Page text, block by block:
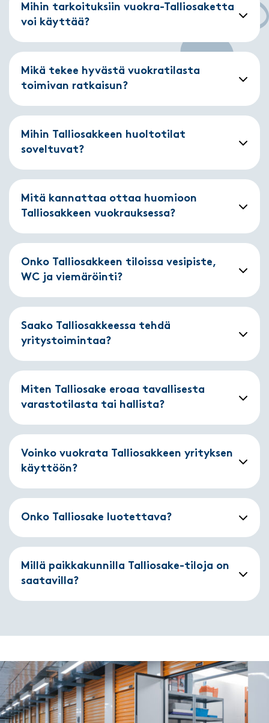
Mihin tarkoituksiin vuokra-Talliosaketta
voi käyttää?
Mikä tekee hyvästä vuokratilasta
toimivan ratkaisun?
Mihin Talliosakkeen huoltotilat
soveltuvat?
Mitä kannattaa ottaa huomioon
Talliosakkeen vuokrauksessa?
Onko Talliosakkeen tiloissa vesipiste,
WC ja viemäröinti?
Saako Talliosakkeessa tehdä
yritystoimintaa?
Miten Talliosake eroaa tavallisesta
varastotilasta tai hallista?
Voinko vuokrata Talliosakkeen yrityksen
käyttöön?
Onko Talliosake luotettava?
Millä paikkakunnilla Talliosake-tiloja on
saatavilla?